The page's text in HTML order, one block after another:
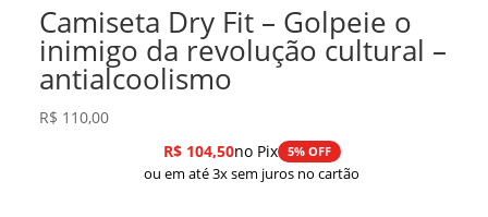
Camiseta Dry Fit – Golpeie o
inimigo da revolução cultural –
antialcoolismo
R$ 110,00
R$104,50no Pix 5% OFF
ou em até 3x sem juros no cartão